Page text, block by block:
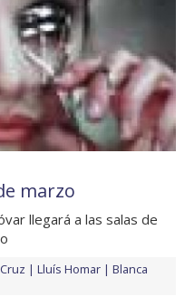
marzo
llegará a las salas de
Lluís Homar
Blanca